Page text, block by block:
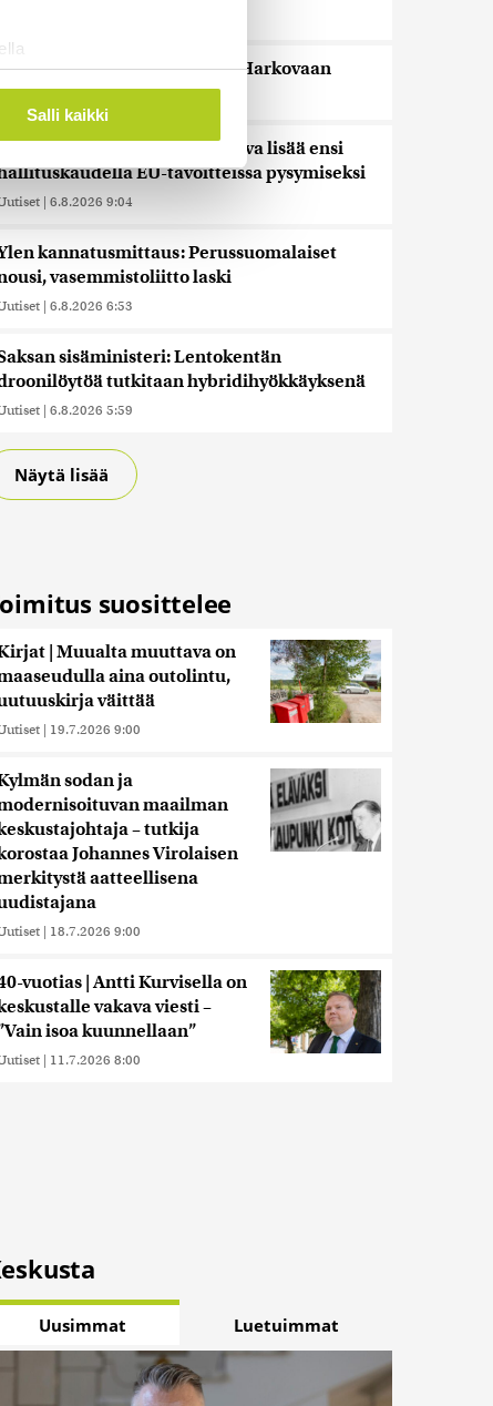
. Voit muuttaa
tukemiseen
alan
siirtää ulkomaille.
Salli kaikki
kuoli Venäjän iskuissa Harkovaan
Arvio: Julkisia menoja leikattava lisää ensi
EU-tavoitteissa pysymiseksi
| 6.8.2026 9:04
kannatusmittaus: Perussuomalaiset
vasemmistoliitto laski
| 6.8.2026 6:53
sisäministeri: Lentokentän
tutkitaan hybridihyökkäyksenä
| 6.8.2026 5:59
Näytä lisää
suosittelee
| Muualta muuttava on
aina outolintu,
väittää
| 19.7.2026 9:00
sodan ja
maailman
– tutkija
Johannes Virolaisen
aatteellisena
| 18.7.2026 9:00
vuotias | Antti Kurvisella on
vakava viesti –
isoa kuunnellaan”
| 11.7.2026 8:00
Uusimmat Luetuimmat